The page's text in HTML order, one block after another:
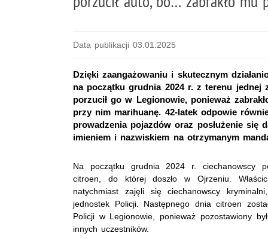
Data publikacji 03.01.2025
Dzięki zaangażowaniu i skutecznym
na początku grudnia 2024 r. z terenu jednej
porzucił go w Legionowie, ponieważ
przy nim marihuanę. 42-latek odpowie
prowadzenia pojazdów oraz posłużenie się
imieniem i nazwiskiem na otrzymanym
Na początku grudnia 2024 r. ciechanowscy
citroen, do której doszło w Ojrzeniu.
natychmiast zajęli się ciechanowscy
jednostek Policji. Następnego dnia citroen
Policji w Legionowie, ponieważ pozostawiony
innych uczestników.